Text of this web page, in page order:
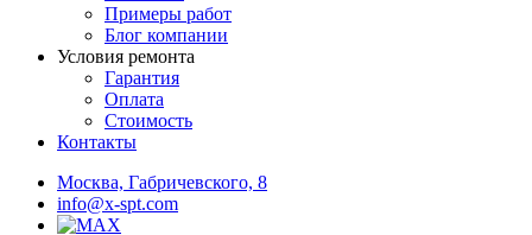
Примеры работ
Блог компании
Условия ремонта
Гарантия
Оплата
Стоимость
Контакты
Москва, Габричевского, 8
info@x-spt.com